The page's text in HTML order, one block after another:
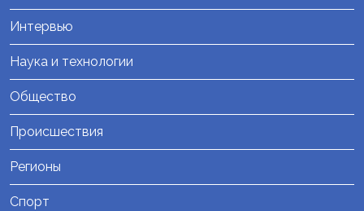
Интервью
Наука и технологии
Общество
Происшествия
Регионы
Спорт